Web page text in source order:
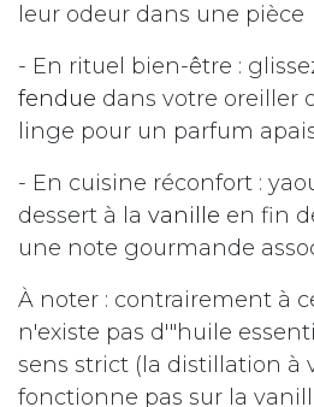
leur odeur dans une pièce
- En rituel bien-être :
fendue dans votre oreiller
linge pour un parfum
- En cuisine réconfort :
dessert à la vanille en fin
une note gourmande
À noter : contrairement à
n'existe pas d'"huile
sens strict (la distillation à
fonctionne pas sur la